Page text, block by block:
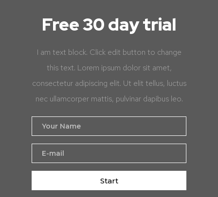
Free 30 day trial
I am text block. Click edit button to change
this text. Lorem ipsum dolor sit amet,
consectetur adipiscing elit. Ut elit tellus, luctus
nec ullamcorper mattis, pulvinar dapibus leo.
Start